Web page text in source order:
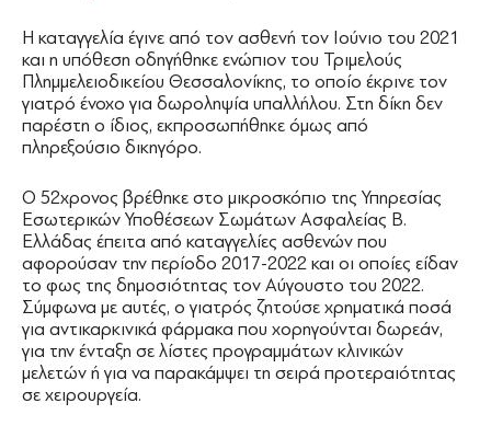
Η καταγγελία έγινε από τον ασθενή τον Ιούνιο του 2021
και η υπόθεση οδηγήθηκε ενώπιον του Τριμελούς
Πλημμελειοδικείου Θεσσαλονίκης, το οποίο έκρινε τον
γιατρό ένοχο για δωροληψία υπαλλήλου. Στη δίκη δεν
παρέστη ο ίδιος, εκπροσωπήθηκε όμως από
πληρεξούσιο δικηγόρο.
Ο 52χρονος βρέθηκε στο μικροσκόπιο της Υπηρεσίας
Εσωτερικών Υποθέσεων Σωμάτων Ασφαλείας Β.
Ελλάδας έπειτα από καταγγελίες ασθενών που
αφορούσαν την περίοδο 2017-2022 και οι οποίες είδαν
το φως της δημοσιότητας τον Αύγουστο του 2022.
Σύμφωνα με αυτές, ο γιατρός ζητούσε χρηματικά ποσά
για αντικαρκινικά φάρμακα που χορηγούνται δωρεάν,
για την ένταξη σε λίστες προγραμμάτων κλινικών
μελετών ή για να παρακάμψει τη σειρά προτεραιότητας
σε χειρουργεία.